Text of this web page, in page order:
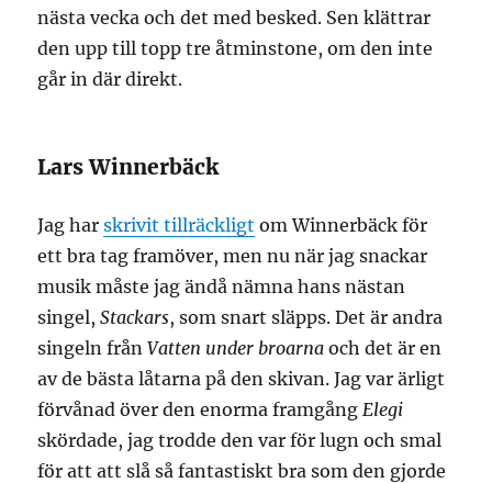
nästa vecka och det med besked. Sen klättrar
den upp till topp tre åtminstone, om den inte
går in där direkt.
Lars Winnerbäck
Jag harskrivit tillräckligt om Winnerbäck för
ett bra tag framöver, men nu när jag snackar
musik måste jag ändå nämna hans nästan
singel,Stackars, som snart släpps. Det är andra
singeln frånVatten under broarna och det är en
av de bästa låtarna på den skivan. Jag var ärligt
förvånad över den enorma framgångElegi
skördade, jag trodde den var för lugn och smal
för att att slå så fantastiskt bra som den gjorde